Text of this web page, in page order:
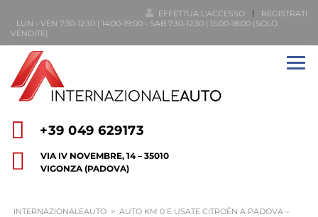
EFFETTUA L'ACCESSO
REGISTRATI
LUN - VEN 7:30-12:30 | 14:00-19:00 - SAB 7:30-12:30 | 15:00-18:00 (SOLO
VENDITE)
+39 049 629173
VIA IV NOVEMBRE, 14 – 35010
VIGONZA (PADOVA)
INTERNAZIONALEAUTO > AUTO KM 0 E USATE CITROËN A PADOVA –